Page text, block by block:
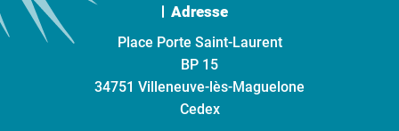
Adresse
Place Porte Saint-Laurent
BP 15
34751 Villeneuve-lès-Maguelone
Cedex